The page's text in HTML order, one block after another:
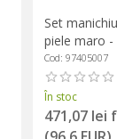
Set
piele maro -
Cod: 97405007
În stoc
471,07 lei